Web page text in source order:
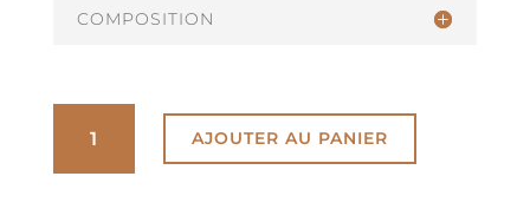
COMPOSITION
TABLETTE
AJOUTER AU PANIER